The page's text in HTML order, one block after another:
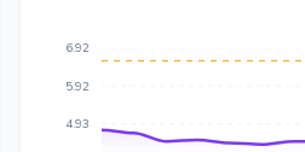
6.92
5.92
4.93